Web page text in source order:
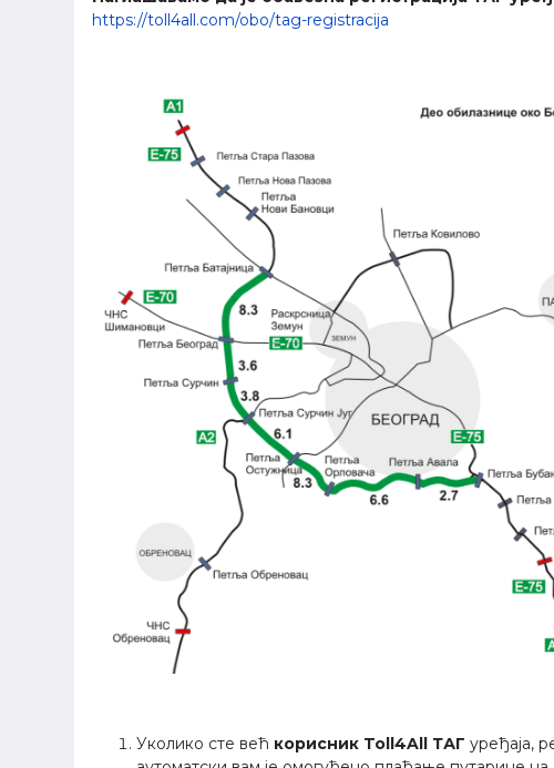
https://toll4all.com/obo/tag-registracija
Уколико сте већ корисник Toll4All ТАГ уређаја,